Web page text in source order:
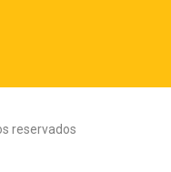
reservados